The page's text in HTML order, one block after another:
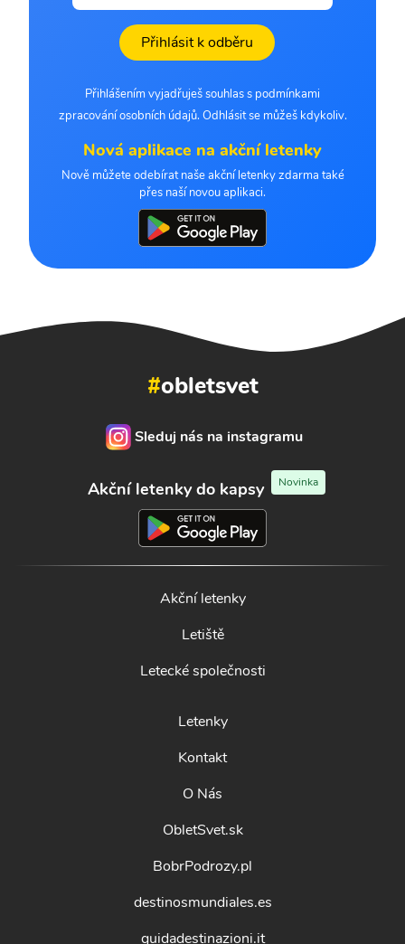
Přihlásit k odběru
Přihlášením vyjadřuješ souhlas s podmínkami
zpracování osobních údajů. Odhlásit se můžeš kdykoliv.
Nová aplikace na akční letenky
Nově můžete odebírat naše akční letenky zdarma také
přes naší novou aplikaci.
#obletsvet
Sleduj nás na instagramu
Akční letenky do kapsy Novinka
Akční letenky
Letiště
Letecké společnosti
Letenky
Kontakt
O Nás
ObletSvet.sk
BobrPodrozy.pl
destinosmundiales.es
guidadestinazioni.it